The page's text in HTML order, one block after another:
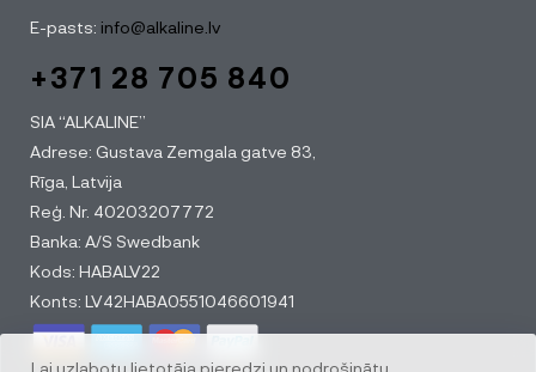
Lai uzlabotu lietotāja pieredzi un nodrošinātu
E-pasts: info@alkaline.lv
+371 28 705 840
SIA “ALKALINE”
Adrese: Gustava Zemgala gatve 83,
Rīga, Latvija
Reģ. Nr. 40203207772
Banka: A/S Swedbank
Kods: HABALV22
Konts: LV42HABA0551046601941